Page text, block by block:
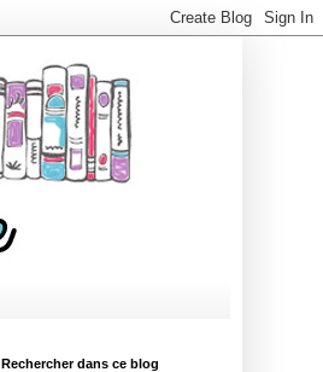
Rechercher dans ce blog